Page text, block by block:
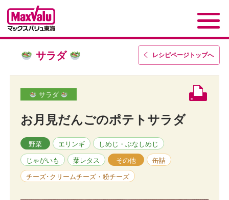
レシピページトップへ
サラダ
サラダ
お月見だんごのポテトサラダ
野菜 エリンギ しめじ・ぶなしめじ
じゃがいも 葉レタス その他 缶詰
チーズ･クリームチーズ・粉チーズ